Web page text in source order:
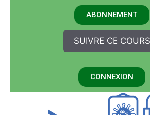
ABONNEMENT
SUIVRE CE COURS
CONNEXION